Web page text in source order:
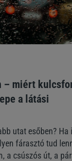
miért
a látási
utat esőben? Ha
fárasztó tud
a csúszós út, a